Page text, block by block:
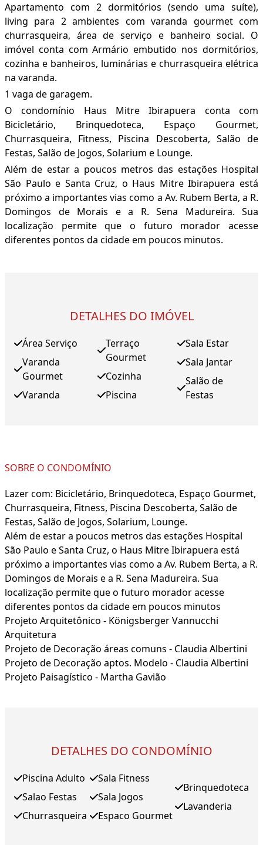
Apartamento com 2 dormitórios (sendo uma suíte),
living para 2 ambientes com varanda gourmet com
churrasqueira, área de serviço e banheiro social. O
imóvel conta com Armário embutido nos dormitórios,
cozinha e banheiros, luminárias e churrasqueira elétrica
na varanda.
1 vaga de garagem.
O condomínio Haus Mitre Ibirapuera conta com
Bicicletário, Brinquedoteca, Espaço Gourmet,
Churrasqueira, Fitness, Piscina Descoberta, Salão de
Festas, Salão de Jogos, Solarium e Lounge.
Além de estar a poucos metros das estações Hospital
São Paulo e Santa Cruz, o Haus Mitre Ibirapuera está
próximo a importantes vias como a Av. Rubem Berta, a R.
Domingos de Morais e a R. Sena Madureira. Sua
localização permite que o futuro morador acesse
diferentes pontos da cidade em poucos minutos.
DETALHES DO IMÓVEL
Área Serviço
Varanda
Gourmet
Varanda
Terraço
Gourmet
Cozinha
Piscina
Sala Estar
Sala Jantar
Salão de
Festas
SOBRE O CONDOMÍNIO
Lazer com: Bicicletário, Brinquedoteca, Espaço Gourmet,
Churrasqueira, Fitness, Piscina Descoberta, Salão de
Festas, Salão de Jogos, Solarium, Lounge.
Além de estar a poucos metros das estações Hospital
São Paulo e Santa Cruz, o Haus Mitre Ibirapuera está
próximo a importantes vias como a Av. Rubem Berta, a R.
Domingos de Morais e a R. Sena Madureira. Sua
localização permite que o futuro morador acesse
diferentes pontos da cidade em poucos minutos
Projeto Arquitetônico - Königsberger Vannucchi
Arquitetura
Projeto de Decoração áreas comuns - Claudia Albertini
Projeto de Decoração aptos. Modelo - Claudia Albertini
Projeto Paisagístico - Martha Gavião
DETALHES DO CONDOMÍNIO
Piscina Adulto
Salao Festas
Churrasqueira
Sala Fitness
Sala Jogos
Espaco Gourmet
Brinquedoteca
Lavanderia